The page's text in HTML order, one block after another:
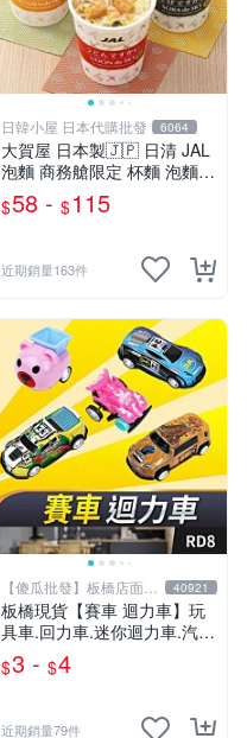
日韓小屋 日本代購批發 6064
大賀屋 日本製🇯🇵 日清 JAL
泡麵 商務艙限定 杯麵 泡麵
海鮮什錦 和風醬油拉麵 日航
正版 J00051341
$58 - $115
近期銷量163件
【傻瓜批發】板橋店面-
平板電腦
40921
板橋現貨【賽車 迴力車】玩
具車.回力車.迷你迴力車.汽車
玩具.可愛玩具.兒童禮物.回力
車玩具【傻瓜批發】RD8
$3 - $4
近期銷量79件